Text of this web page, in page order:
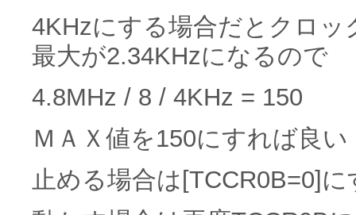
4KHzにする場合だとクロ
最大が2.34KHzになるので
4.8MHz / 8 / 4KHz = 150
ＭＡＸ値を150にすれば良い
止める場合は[TCCR0B=0]